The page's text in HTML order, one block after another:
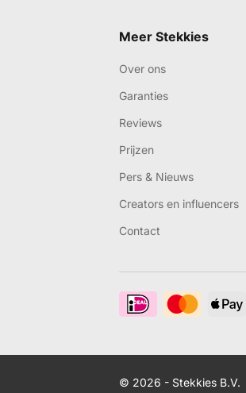
Meer Stekkies
Over ons
Garanties
Reviews
Prijzen
Pers & Nieuws
Creators en influencers
Contact
© 2026 - Stekkies B.V.